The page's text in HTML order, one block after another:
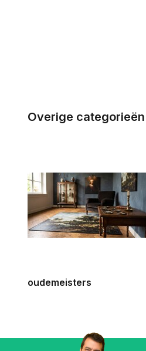
Overige categorieën
oudemeisters